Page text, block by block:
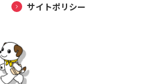
サイトポリシー